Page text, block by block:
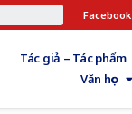
Facebook
Tác giả – Tác phẩm
Văn học